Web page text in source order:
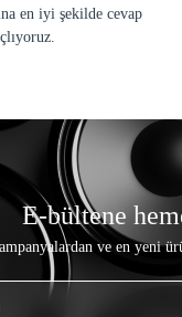
en iyi şekilde cevap
E-bültene
ve en yeni